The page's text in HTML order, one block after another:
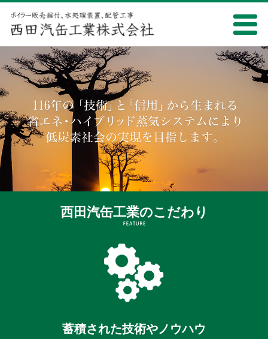
西田汽缶工業のこだわり
蓄積された技術やノウハウ